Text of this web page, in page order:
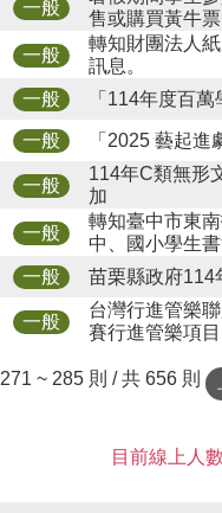
一般
售或購買黃牛票
一般
轉知財團法人
訊息。
一般 「114年度百
一般 「2025 藝起
一般
114年C類無形
加
一般
轉知臺中市東
中、國小學生
一般 苗栗縣政府114
一般
台灣行進管樂
賽行進管樂項
271 ~ 285 則 / 共 656 則
目前線上人